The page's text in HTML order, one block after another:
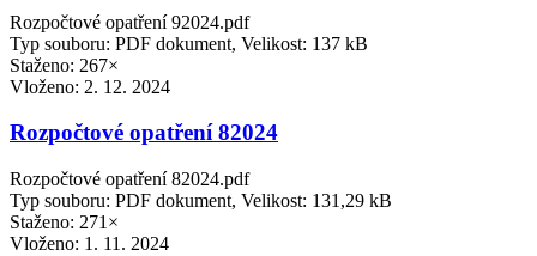
Rozpočtové opatření 92024.pdf
Typ souboru: PDF dokument, Velikost: 137 kB
Staženo: 267×
Vloženo: 2. 12. 2024
Rozpočtové opatření 82024
Rozpočtové opatření 82024.pdf
Typ souboru: PDF dokument, Velikost: 131,29 kB
Staženo: 271×
Vloženo: 1. 11. 2024